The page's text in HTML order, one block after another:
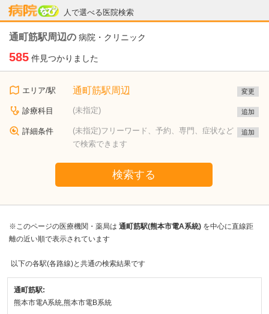
人で選べる医院検索
病院なび
通町筋駅周辺の 病院・クリニック
585 件見つかりました
エリア/駅 通町筋駅周辺 変更
診療科目 (未指定) 追加
詳細条件
(未指定)フリーワード、予約、専門、症状など
で検索できます
追加
検索する
※このページの医療機関・薬局は 通町筋駅(熊本市電A系統) を中心に直線距
離の近い順で表示されています
以下の各駅(各路線)と共通の検索結果です
通町筋駅:
熊本市電A系統,熊本市電B系統